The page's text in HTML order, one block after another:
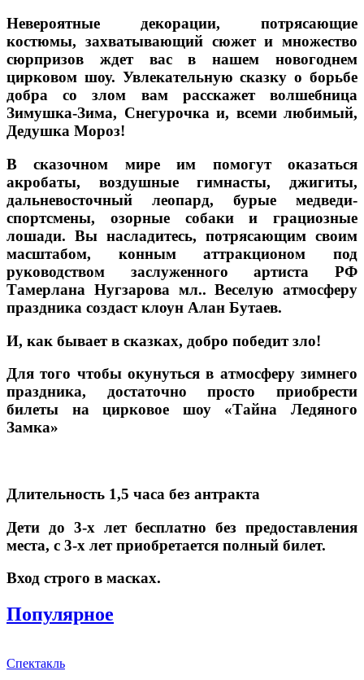
Невероятные декорации, потрясающие
костюмы, захватывающий сюжет и множество
сюрпризов ждет вас в нашем новогоднем
цирковом шоу. Увлекательную сказку о борьбе
добра со злом вам расскажет волшебница
Зимушка-Зима, Снегурочка и, всеми любимый,
Дедушка Мороз!
В сказочном мире им помогут оказаться
акробаты, воздушные гимнасты, джигиты,
дальневосточный леопард, бурые медведи-
спортсмены, озорные собаки и грациозные
лошади. Вы насладитесь, потрясающим своим
масштабом, конным аттракционом под
руководством заслуженного артиста РФ
Тамерлана Нугзарова мл.. Веселую атмосферу
праздника создаст клоун Алан Бутаев.
И, как бывает в сказках, добро победит зло!
Для того чтобы окунуться в атмосферу зимнего
праздника, достаточно просто приобрести
билеты на цирковое шоу «Тайна Ледяного
Замка»
Длительность 1,5 часа без антракта
Дети до 3-х лет бесплатно без предоставления
места, с 3-х лет приобретается полный билет.
Вход строго в масках.
Популярное
Спектакль